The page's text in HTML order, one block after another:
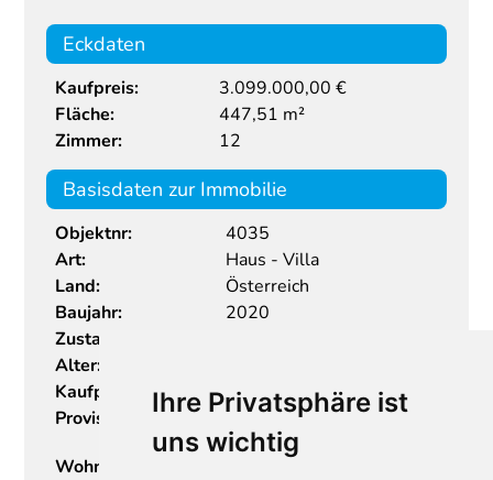
Ihre Privatsphäre ist
uns wichtig
Eckdaten
Kaufpreis:
3.099.000,00 €
Fläche:
447,51 m²
Zimmer:
12
Basisdaten zur Immobilie
Objektnr:
4035
Art:
Haus - Villa
Land:
Österreich
Baujahr:
2020
Zustand:
Alter:
Kaufpreis:
3.099.000,00€
Provision:
111.564,00 € inkl. 20%
USt.
Wohnfläche: